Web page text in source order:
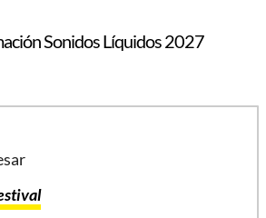
Sonidos Líquidos 2027